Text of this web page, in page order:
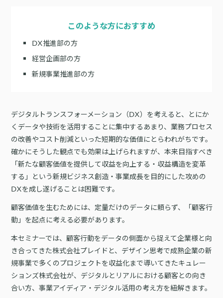
広告の投資対効果を可視化し、1st partyデータによる広告配信最適
KARTE Datahub
社内外のデータを統合・活用できる、 アクショナブルなデータ基盤
機能
Core
バッチ解析
KARTE AI
Insight
施策分析
リアルタイムフィードバック
Action
クリエイティブ作成
施策設計
MA（マーケティングオートメー
ション）
マルチチャネル配信
カスタマージャーニー設計
「うちの子に合う学びはどれ？」に応えるために。「進研ゼミ」のベネッ
「どうせ使いこなせない」からの脱却。丸井がKARTEで築いたリピート
WOWOWはユーザー離脱という課題にどう挑んだのか？高度なコミュ
BIプロダクトCodatumでの実践方法もご紹介
KARTEデータ活用のためのAI分析入門
本セミナーでは、KARTEに蓄積されたデータを起点に、AIを活用した分
析の始め方を実践的に解説します。 マーケター自身で分析からアクショ
ンまでを自走するための「基本的な考え方」と、BIプロダクト
「Codatum」を使った具体的な分析の進め方をお伝えします。
詳細を見る
KARTEプロダクト概要 資料
KARTEの機能やお客様の声、活用事例を紹介しています。Webサイト/
アプリ内でのCX向上、サイト内外での顧客データ活用と事例集のセット
です。
ダウンロードする
サポート・カスタマーサクセス
Developer Portal
よくある質問
運用支援
パートナープログラム
プロフェッショナルサービス「PLAID ALPHA」
このような方におすすめ
DX推進部の方
経営企画部の方
新規事業推進部の方
デジタルトランスフォーメーション（DX）を考えると、とにか
くデータや技術を活用することに集中するあまり、業務プロセス
の改善やコスト削減といった短期的な価値にとらわれがちです。
確かにそうした観点でも効果は上げられますが、本来目指すべき
「新たな顧客価値を提供して収益を向上する・収益構造を変革
する」という新規ビジネス創造・事業成長を目的にした攻めの
DXを成し遂げることは困難です。
顧客価値を生むためには、定量だけのデータに頼らず、「顧客行
動」を起点に考える必要があります。
本セミナーでは、顧客行動をデータの側面から捉えて企業様と向
き合ってきた株式会社プレイドと、デザイン思考で成熟企業の新
規事業で多くのプロジェクトを収益化まで導いてきたキュレー
ションズ株式会社が、デジタルとリアルにおける顧客との向き
合い方、事業アイディア・デジタル活用の考え方を紐解きます。